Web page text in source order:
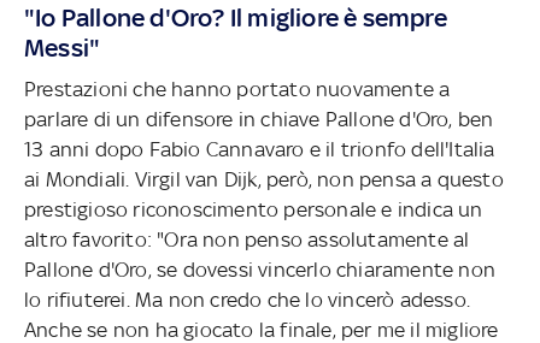
"Io Pallone d'Oro? Il migliore è sempre
Messi"
Prestazioni che hanno portato nuovamente a
parlare di un difensore in chiave Pallone d'Oro, ben
13 anni dopo Fabio Cannavaro e il trionfo dell'Italia
ai Mondiali. Virgil van Dijk, però, non pensa a questo
prestigioso riconoscimento personale e indica un
altro favorito: "Ora non penso assolutamente al
Pallone d'Oro, se dovessi vincerlo chiaramente non
lo rifiuterei. Ma non credo che lo vincerò adesso.
Anche se non ha giocato la finale, per me il migliore